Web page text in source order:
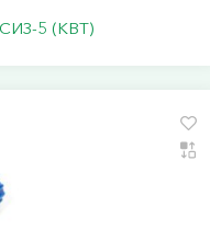
5 (КВТ)